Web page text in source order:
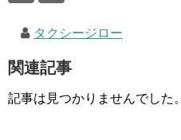
タクシージロー
関連記事
記事は見つかりませんでした。